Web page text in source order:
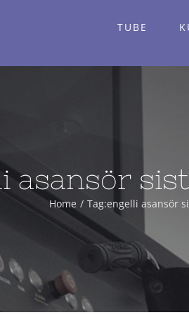
TUBE
asansör
Home Tag:engelli asansör